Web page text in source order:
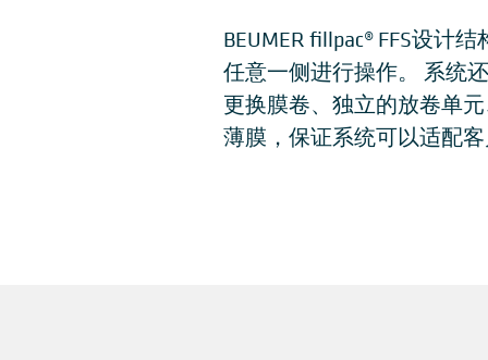
BEUMER fillpac® FFS设计
任意一侧进行操作。 系统
更换膜卷、独立的放卷单
薄膜，保证系统可以适配